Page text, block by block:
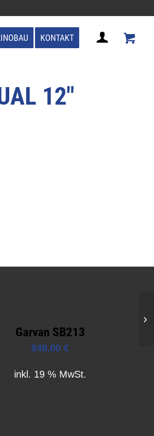
KONTAKT
12″
Garvan SB213
949,00€
inkl. 19 % MwSt.